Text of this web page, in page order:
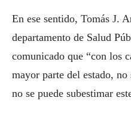
En ese sentido, Tomás J.
departamento de Salud
comunicado que “con los
mayor parte del estado,
no se puede subestimar